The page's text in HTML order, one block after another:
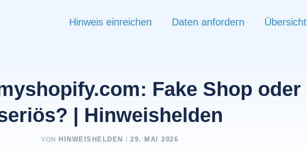
Hinweis einreichen Daten anfordern Übersicht
Fake Shop oder
| Hinweishelden
VON HINWEISHELDEN / 29. MAI 2026